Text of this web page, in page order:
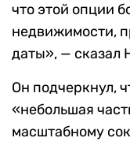
что этой опции
недвижимости,
даты», — сказал
Он подчеркнул,
«небольшая
масштабному